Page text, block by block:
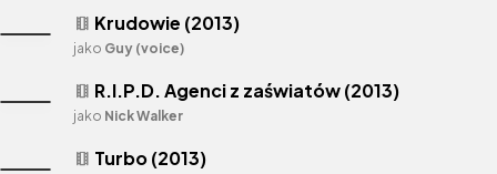
theaters Krudowie (2013)
jako Guy (voice)
theaters R.I.P.D. Agenci z zaświatów (2013)
jako Nick Walker
theaters Turbo (2013)